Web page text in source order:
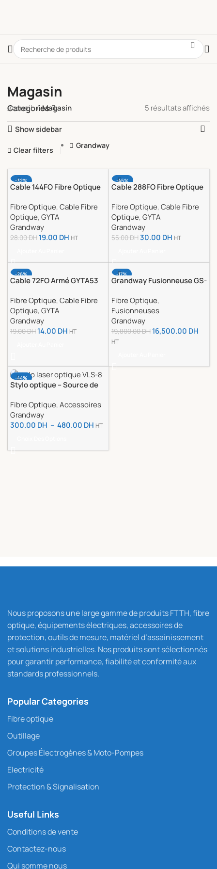
Magasin
Categories
Accueil Magasin 5 résultats affichés
Show sidebar
Clear filters
Grandway
-32%
Cable 144FO Fibre Optique
non Métallique Marque
Headway
Fibre Optique,Cable Fibre
Optique,GYTA
Grandway
28.00DH 19.00 DH HT
-45%
Cable 288FO Fibre Optique
non Métallique 288FO
Marque Headway
Fibre Optique,Cable Fibre
Optique,GYTA
Grandway
55.00DH30.00 DH HT
-26%
Cable 72FO Armé GYTA53
non Métallique SM
Fibre Optique,Cable Fibre
Optique,GYTA
Grandway
19.00DH 14.00 DH HT
-17%
Grandway Fusionneuse GS-
Fibre Optique,
Fusionneuses
Grandway
19,800.00DH 16,500.00 DH
HT
-44%
Stylo optique – Source de
Fibre Optique,Accessoires
Grandway
300.00 DH – 480.00 DH HT
Nous proposons une large gamme de produits FTTH, fibre
optique, équipements électriques, accessoires de
protection, outils de mesure, matériel d’assainissement
et solutions industrielles. Nos produits sont sélectionnés
pour garantir performance, fiabilité et conformité aux
standards professionnels.
Popular Categories
Fibre optique
Outillage
Groupes Électrogènes & Moto-Pompes
Electricité
Protection & Signalisation
Useful Links
Conditions de vente
Contactez-nous
Qui somme nous